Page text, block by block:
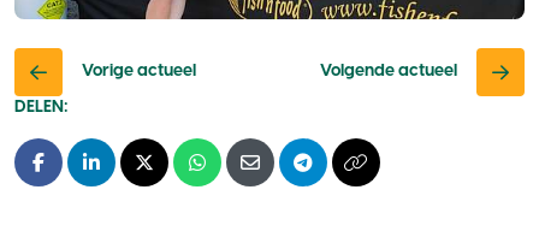
Vorige actueel
Volgende actueel
DELEN:
Facebook
LinkedInX - TwitterWhatsapp
E-mailTelegramKopieer naar